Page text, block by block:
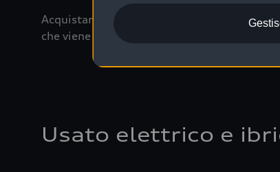
Acquistare un’auto usata in una
che viene sottoposto a 110 controlli
Usato elettrico e